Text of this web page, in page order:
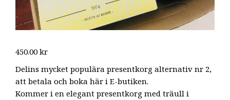
450.00 kr
Delins mycket populära presentkorg alternativ nr 2,
att betala och boka här i E-butiken.
Kommer i en elegant presentkorg med träull i